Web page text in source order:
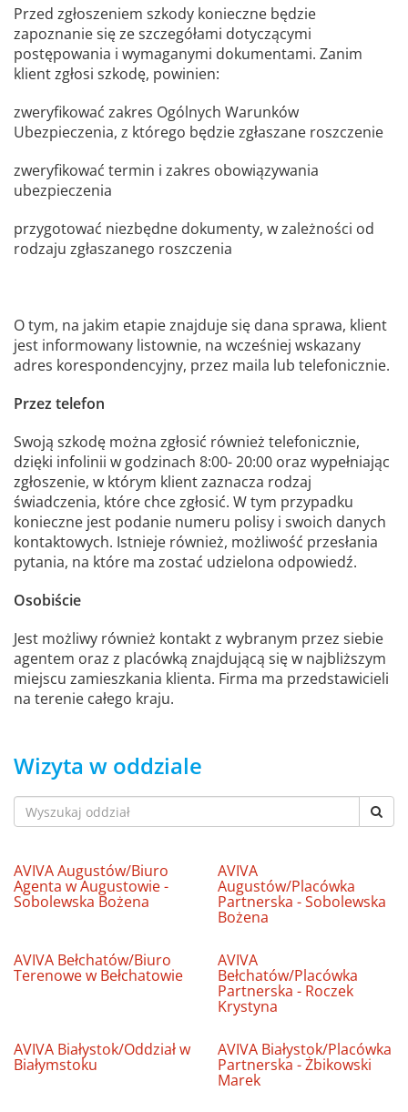
Przed zgłoszeniem szkody konieczne będzie
zapoznanie się ze szczegółami dotyczącymi
postępowania i wymaganymi dokumentami. Zanim
klient zgłosi szkodę, powinien:
zweryfikować zakres Ogólnych Warunków
Ubezpieczenia, z którego będzie zgłaszane roszczenie
zweryfikować termin i zakres obowiązywania
ubezpieczenia
przygotować niezbędne dokumenty, w zależności od
rodzaju zgłaszanego roszczenia
O tym, na jakim etapie znajduje się dana sprawa, klient
jest informowany listownie, na wcześniej wskazany
adres korespondencyjny, przez maila lub telefonicznie.
Przez telefon
Swoją szkodę można zgłosić również telefonicznie,
dzięki infolinii w godzinach 8:00- 20:00 oraz wypełniając
zgłoszenie, w którym klient zaznacza rodzaj
świadczenia, które chce zgłosić. W tym przypadku
konieczne jest podanie numeru polisy i swoich danych
kontaktowych. Istnieje również, możliwość przesłania
pytania, na które ma zostać udzielona odpowiedź.
Osobiście
Jest możliwy również kontakt z wybranym przez siebie
agentem oraz z placówką znajdującą się w najbliższym
miejscu zamieszkania klienta. Firma ma przedstawicieli
na terenie całego kraju.
Wizyta w oddziale
AVIVA Augustów/Biuro
Agenta w Augustowie -
Sobolewska Bożena
AVIVA
Augustów/Placówka
Partnerska - Sobolewska
Bożena
AVIVA Bełchatów/Biuro
Terenowe w Bełchatowie
AVIVA
Bełchatów/Placówka
Partnerska - Roczek
Krystyna
AVIVA Białystok/Oddział w
Białymstoku
AVIVA Białystok/Placówka
Partnerska - Żbikowski
Marek